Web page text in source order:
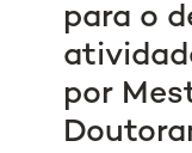
para o
por